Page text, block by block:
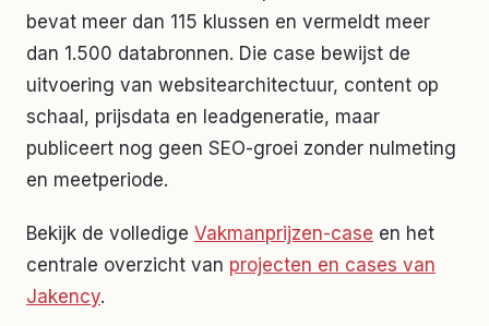
bevat meer dan 115 klussen en vermeldt meer
dan 1.500 databronnen. Die case bewijst de
uitvoering van websitearchitectuur, content op
schaal, prijsdata en leadgeneratie, maar
publiceert nog geen SEO-groei zonder nulmeting
en meetperiode.
Bekijk de volledige Vakmanprijzen-case en het
centrale overzicht van projecten en cases van
Jakency.